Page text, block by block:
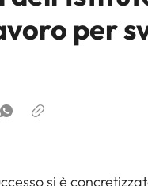
per
si è